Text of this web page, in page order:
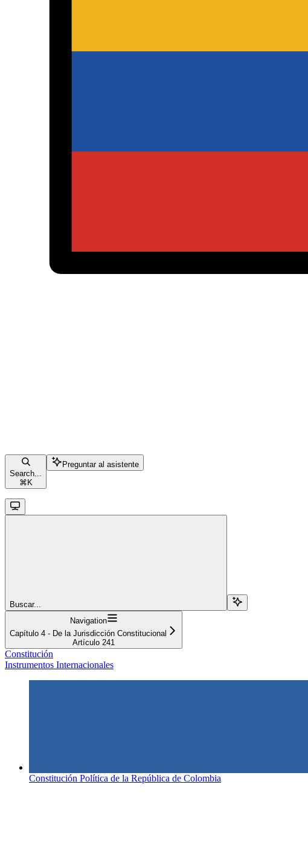
Search...
⌘ K
Preguntar al asistente
Buscar...
Navigation
Capítulo 4 - De la Jurisdicción Constitucional
Artículo 241
Constitución
Instrumentos Internacionales
Constitución Política de la República de Colombia